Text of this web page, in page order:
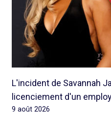
L'incident de Savannah
licenciement d'un
9 août 2026